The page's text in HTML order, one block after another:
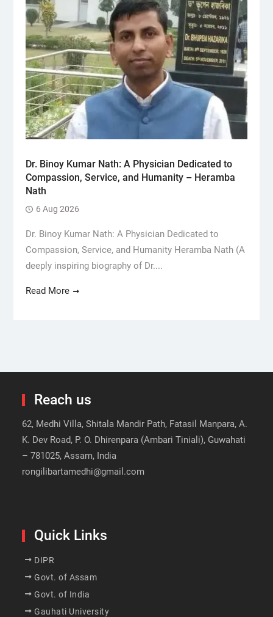
Dr. Binoy Kumar Nath: A Physician Dedicated to
Compassion, Service, and Humanity – Heramba
Nath
6 Aug 2026
Dr. Binoy Kumar Nath: A Physician Dedicated to
Compassion, Service, and Humanity Heramba Nath (A
deeply inspiring biography of Dr....
Read More
Reach us
62, Medhi Villa, Shitala Mandir Path, Fatasil Manpara, A.
K. Dev Road, P. O. Dhirenpara (Ambari Tiniali), Guwahati
– 781025, Assam, India
rongilibartamedhi@gmail.com
Quick Links
DIPR
Govt. of Assam
Govt. of India
Gauhati University